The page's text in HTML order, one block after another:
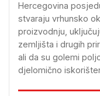
Hercegovina
stvaraju vrhunsko
proizvodnju,
zemljišta i drugih
ali da su golemi
djelomično